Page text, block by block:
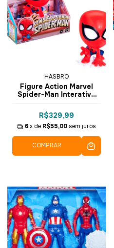
HASBRO
Figure Action Marvel
Spider-Man Interativo
Frases 16cm G0732 -
Hasbro
R$329,99
6 x de R$55,00 sem juros
COMPRAR